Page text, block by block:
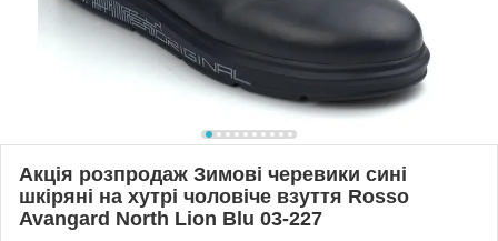
Акція розпродаж Зимові черевики сині
шкіряні на хутрі чоловіче взуття Rosso
Avangard North Lion Blu 03-227